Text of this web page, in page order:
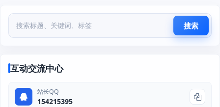
搜索
互动交流中心
站长QQ
154215395